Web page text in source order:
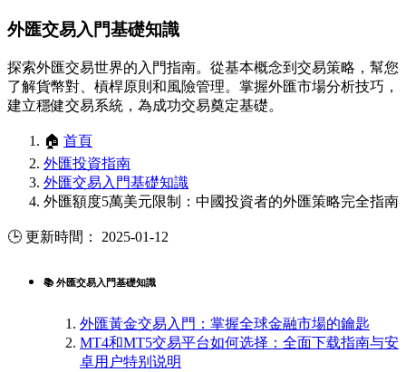
外匯交易入門基礎知識
探索外匯交易世界的入門指南。從基本概念到交易策略，幫您
了解貨幣對、槓桿原則和風險管理。掌握外匯市場分析技巧，
建立穩健交易系統，為成功交易奠定基礎。
🏠 首頁
外匯投資指南
外匯交易入門基礎知識
外匯額度5萬美元限制：中國投資者的外匯策略完全指南
🕒 更新時間： 2025-01-12
📚 外匯交易入門基礎知識
外匯黃金交易入門：掌握全球金融市場的鑰匙
MT4和MT5交易平台如何选择：全面下载指南与安
卓用户特别说明